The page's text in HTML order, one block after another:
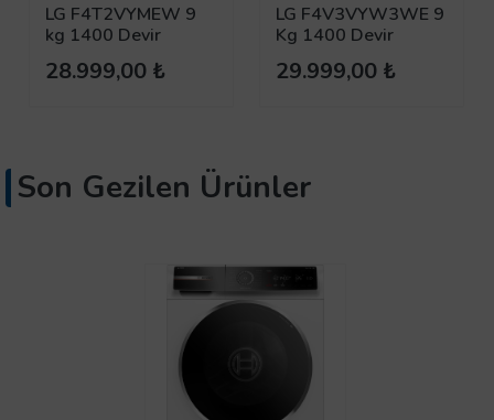
LG F4T2VYMEW 9
kg 1400 Devir
28.999,00 ₺
LG F4V3VYW3WE 9
Kg 1400 Devir
29.999,00 ₺
Son Gezilen Ürünler